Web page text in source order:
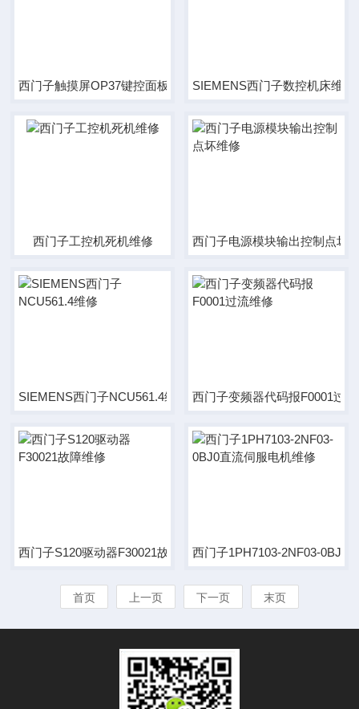
西门子触摸屏OP37键控面板维修SIEMENS西门子数控机床维修
西门子工控机死机维修 西门子电源模块输出控制点坏
SIEMENS西门子NCU561.4维修 西门子变频器代码报F0001过
西门子S120驱动器F30021故障维修西门子1PH7103-2NF03-0BJ0
首页 上一页 下一页 末页